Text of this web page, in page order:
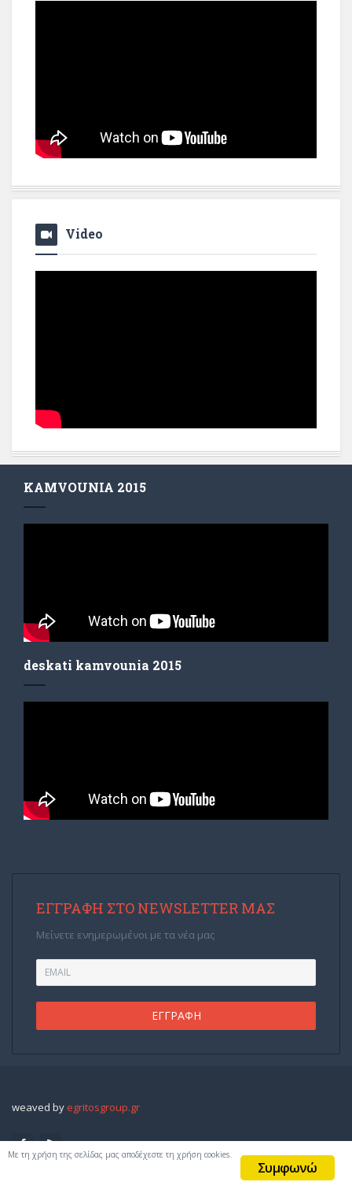
Video
KAMVOUNIA 2015
deskati kamvounia 2015
ΕΓΓΡΑΦΉ ΣΤΟ NEWSLETTER ΜΑΣ
Μείνετε ενημερωμένοι με τα νέα μας
weaved by egritosgroup.gr
Συμφωνώ
Με τη χρήση της σελίδας μας αποδέχεστε τη χρήση cookies.